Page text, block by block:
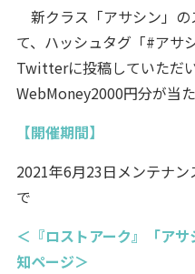
新クラス「アサシン」の
て、ハッシュタグ「#アサ
Twitterに投稿していただ
WebMoney2000円分が当た
【開催期間】
2021年6月23日メンテナ
で
＜『ロストアーク』「ア
知ページ＞